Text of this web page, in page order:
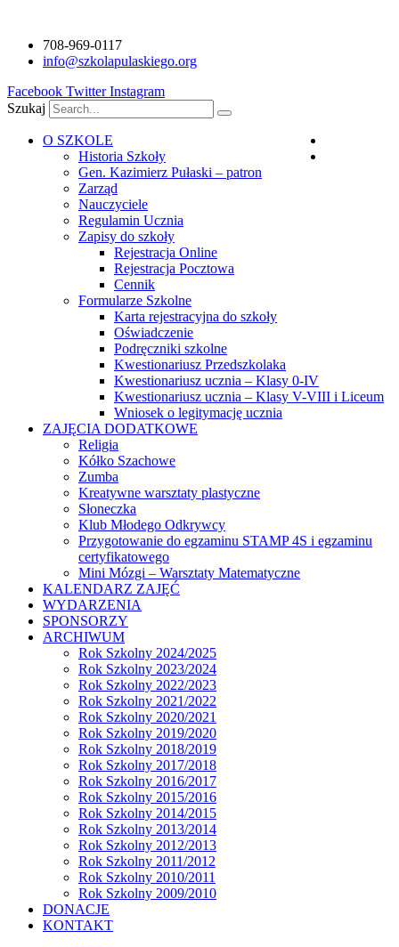
treści
708-969-0117
info@szkolapulaskiego.org
Facebook Twitter Instagram
Szukaj
O SZKOLE
Historia Szkoły
Gen. Kazimierz Pułaski – patron
Zarząd
Nauczyciele
Regulamin Ucznia
Zapisy do szkoły
Rejestracja Online
Rejestracja Pocztowa
Cennik
Formularze Szkolne
Karta rejestracyjna do szkoły
Oświadczenie
Podręczniki szkolne
Kwestionariusz Przedszkolaka
Kwestionariusz ucznia – Klasy 0-IV
Kwestionariusz ucznia – Klasy V-VIII i Liceum
Wniosek o legitymację ucznia
ZAJĘCIA DODATKOWE
Religia
Kółko Szachowe
Zumba
Kreatywne warsztaty plastyczne
Słoneczka
Klub Młodego Odkrywcy
Przygotowanie do egzaminu STAMP 4S i egzaminu
certyfikatowego
Mini Mózgi – Warsztaty Matematyczne
KALENDARZ ZAJĘĆ
WYDARZENIA
SPONSORZY
ARCHIWUM
Rok Szkolny 2024/2025
Rok Szkolny 2023/2024
Rok Szkolny 2022/2023
Rok Szkolny 2021/2022
Rok Szkolny 2020/2021
Rok Szkolny 2019/2020
Rok Szkolny 2018/2019
Rok Szkolny 2017/2018
Rok Szkolny 2016/2017
Rok Szkolny 2015/2016
Rok Szkolny 2014/2015
Rok Szkolny 2013/2014
Rok Szkolny 2012/2013
Rok Szkolny 2011/2012
Rok Szkolny 2010/2011
Rok Szkolny 2009/2010
DONACJE
KONTAKT